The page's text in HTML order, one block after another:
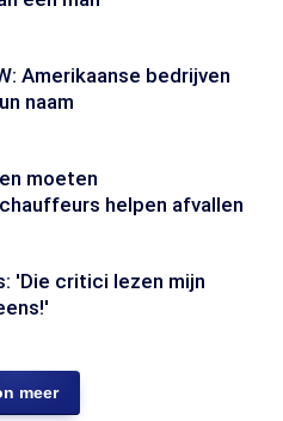
Amerikaanse bedrijven
naam
moeten
helpen afvallen
'Die critici lezen mijn
meer